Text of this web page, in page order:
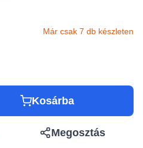
Már csak 7 db készleten
Kosárba
Megosztás